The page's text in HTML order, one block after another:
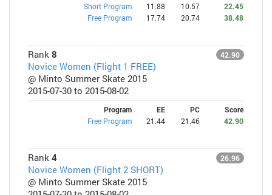
Short Program
11.88 10.57
22.45
Free Program
17.74 20.74 38.48
Rank 8 42.90
Novice Women (Flight 1 FREE)
@ Minto Summer Skate 2015
2015-07-30 to 2015-08-02
Program EE PC
Score
Free Program
21.44 21.46 42.90
Rank 4 26.96
Novice Women (Flight 2 SHORT)
@ Minto Summer Skate 2015